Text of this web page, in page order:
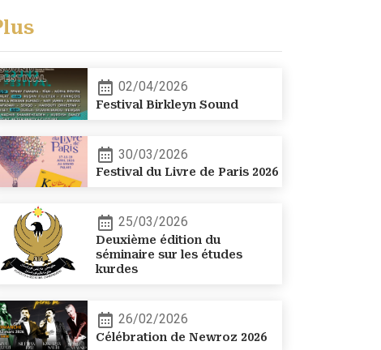
02/04/2026
Festival Birkleyn Sound
30/03/2026
Festival du Livre de Paris 2026
25/03/2026
Deuxième édition du
séminaire sur les études
kurdes
26/02/2026
Célébration de Newroz 2026